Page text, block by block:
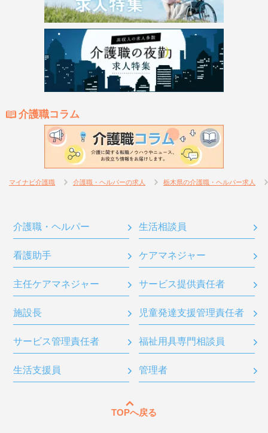
介護職コラム
マイナビ介護職 介護職・ヘルパーの求人 栃木県の介護職・ヘルパー求人
介護職・ヘルパー 生活相談員
看護助手 ケアマネジャー
主任ケアマネジャー サービス提供責任者
施設長 児童発達支援管理責任者
サービス管理責任者 福祉用具専門相談員
生活支援員 管理者
TOPへ戻る